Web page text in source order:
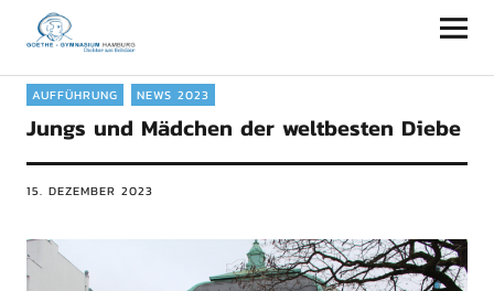
Goethe-Gymnasium Hamburg
AUFFÜHRUNG NEWS 2023
Jungs und Mädchen der weltbesten Diebe
15. DEZEMBER 2023